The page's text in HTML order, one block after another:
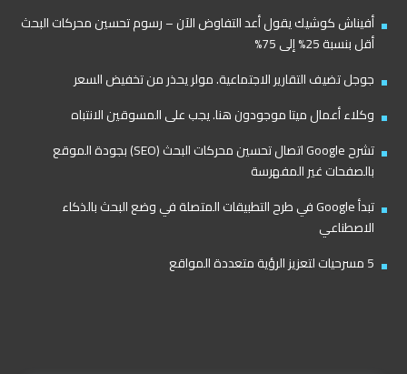
أفيناش كوشيك يقول أعد التفاوض الآن – رسوم تحسين محركات البحث
أقل بنسبة 25% إلى 75%
جوجل تضيف التقارير الاجتماعية. مولر يحذر من تخفيض السعر
وكلاء أعمال ميتا موجودون هنا. يجب على المسوقين الانتباه
تشرح Google اتصال تحسين محركات البحث (SEO) بجودة الموقع
بالصفحات غير المفهرسة
تبدأ Google في طرح التطبيقات المتصلة في وضع البحث بالذكاء
الاصطناعي
5 مسرحيات لتعزيز الرؤية متعددة المواقع